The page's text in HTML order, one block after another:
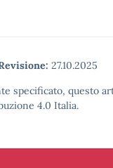
27.10.2025
specificato, questo
4.0 Italia.